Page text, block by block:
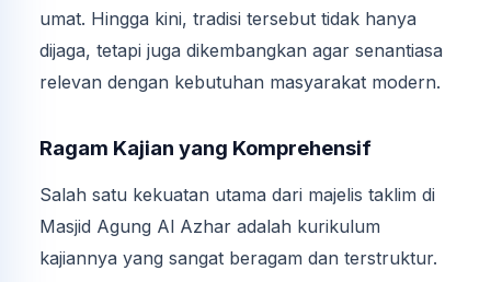
umat. Hingga kini, tradisi tersebut tidak hanya
dijaga, tetapi juga dikembangkan agar senantiasa
relevan dengan kebutuhan masyarakat modern.
Ragam Kajian yang Komprehensif
Salah satu kekuatan utama dari majelis taklim di
Masjid Agung Al Azhar adalah kurikulum
kajiannya yang sangat beragam dan terstruktur.